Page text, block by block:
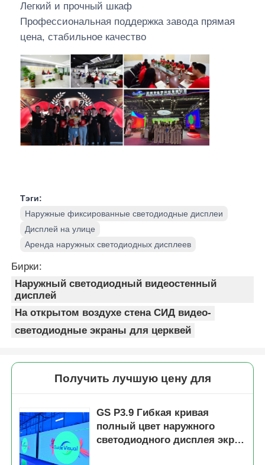
Легкий и прочный шкаф
Профессиональная поддержка завода прямая
цена, стабильное качество
Тэги:
Наружные фиксированные светодиодные дисплеи
Дисплей на улице
Аренда наружных светодиодных дисплеев
Бирки:
Наружный светодиодный видеостенный
дисплей
На открытом воздухе стена СИД видео-
светодиодные экраны для церквей
Получить лучшую цену для
GS P3.9 Гибкая кривая
полный цвет наружного
светодиодного дисплея экран